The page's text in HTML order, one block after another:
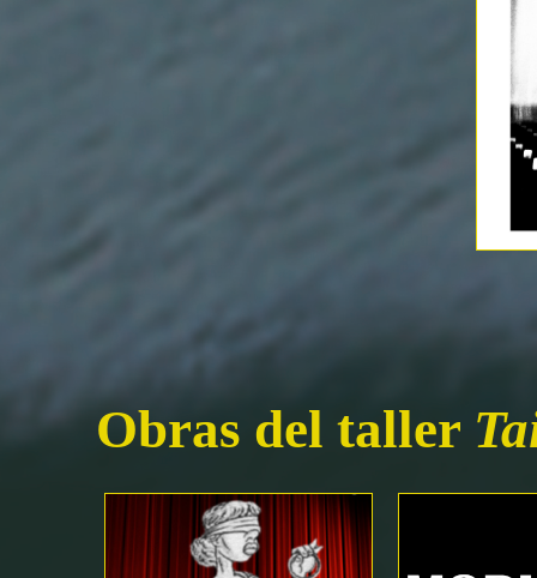
Obras del taller